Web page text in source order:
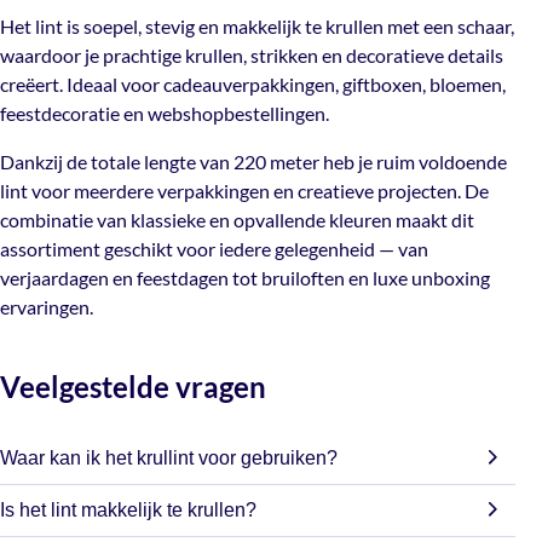
en webshopbestellingen.
Dankzij de totale lengte van 220 meter heb je ruim
voldoende lint voor meerdere verpakkingen en creatieve
kleuren maakt dit assortiment geschikt voor iedere
gelegenheid — van verjaardagen en feestdagen tot
bruiloften en luxe unboxing ervaringen.
Het lint is soepel, stevig en makkelijk te krullen met een schaar,
waardoor je prachtige krullen, strikken en decoratieve details
creëert. Ideaal voor cadeauverpakkingen, giftboxen, bloemen,
feestdecoratie en webshopbestellingen.
Dankzij de totale lengte van 220 meter heb je ruim voldoende
lint voor meerdere verpakkingen en creatieve projecten. De
combinatie van klassieke en opvallende kleuren maakt dit
assortiment geschikt voor iedere gelegenheid — van
verjaardagen en feestdagen tot bruiloften en luxe unboxing
ervaringen.
Veelgestelde vragen
Waar kan ik het krullint voor gebruiken?
Het lint is ideaal voor cadeauverpakkingen, giftboxen,
bloemen, feestdecoratie en creatieve projecten.
Is het lint makkelijk te krullen?